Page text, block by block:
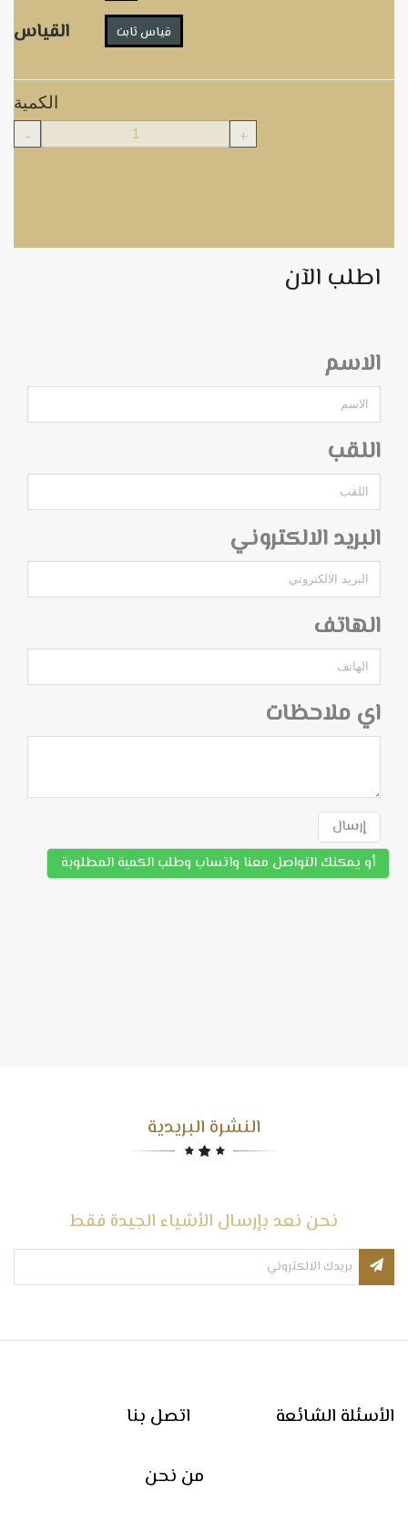
القياس
قياس ثابت
الكمية
- +
اطلب الآن
الاسم
اللقب
البريد الالكتروني
الهاتف
اي ملاحظات
إرسال
أو يمكنك التواصل معنا واتساب وطلب الكمية المطلوبة
النشرة البريدية
نحن نعد بإرسال الأشياء الجيدة فقط
اتصل بنا الأسئلة الشائعة
من نحن